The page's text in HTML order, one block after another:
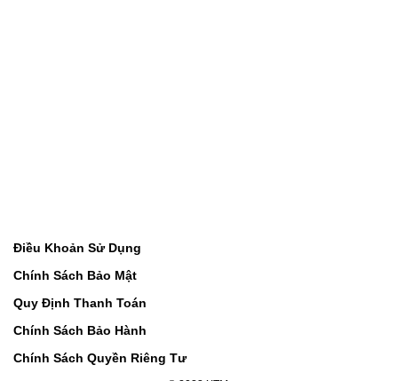
Điều Khoản Sử Dụng
Chính Sách Bảo Mật
Quy Định Thanh Toán
Chính Sách Bảo Hành
Chính Sách Quyền Riêng Tư